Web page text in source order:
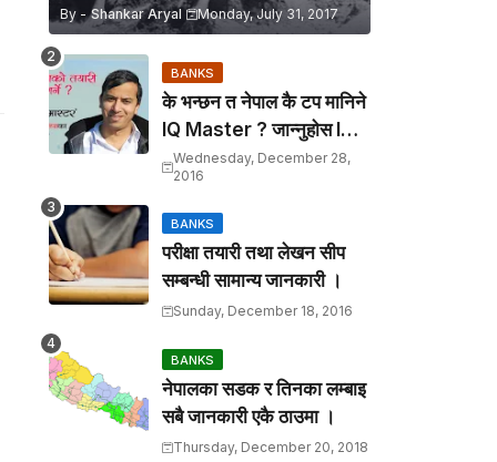
By - Shankar Aryal Monday, July 31, 2017
BANKS
के भन्छन त नेपाल कै टप मानिने
IQ Master ? जान्नुहाेस IQ
सम्बन्धी २० ओटा Tips.
Wednesday, December 28,
2016
BANKS
परीक्षा तयारी तथा लेखन सीप
सम्बन्धी सामान्य जानकारी ।
Sunday, December 18, 2016
BANKS
नेपालका सडक र तिनका लम्बाइ
सबै जानकारी एकै ठाउमा ।
Thursday, December 20, 2018